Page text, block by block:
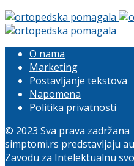
O nama
Marketing
Postavljanje tekstova
Napomena
Politika privatnosti
© 2023 Sva prava
simptomi.rs predstavljaju
Zavodu za Intelektualnu